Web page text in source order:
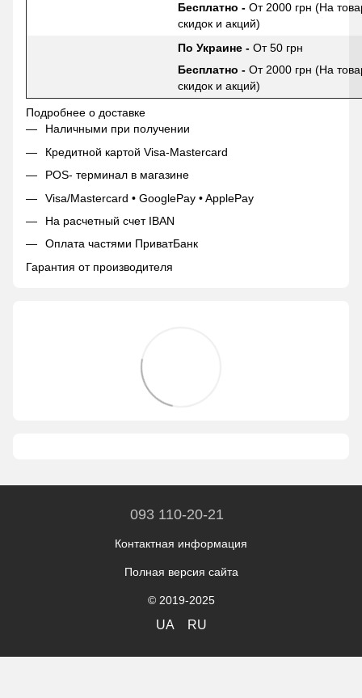
Бесплатно - От 2000 грн (На
скидок и акций)
По Украине - От 50 грн
Бесплатно - От 2000 грн (На
скидок и акций)
Подробнее о доставке
Наличными при получении
Кредитной картой Visa-Mastercard
POS- терминал в магазине
Visa/Mastercard • GooglePay • ApplePay
На расчетный счет IBAN
Оплата частями ПриватБанк
Гарантия от производителя
093 110-20-21
Контактная информация
Полная версия сайта
© 2019-2025
UA RU